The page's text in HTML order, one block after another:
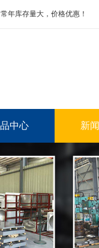
年库存量大，价格优惠！
中心 新